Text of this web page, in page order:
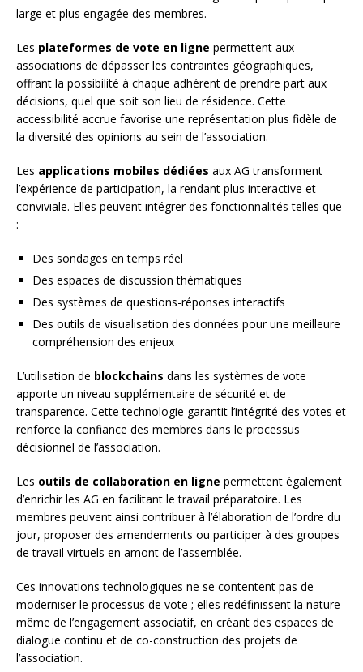
large et plus engagée des membres.
Les plateformes de vote en ligne permettent aux
associations de dépasser les contraintes géographiques,
offrant la possibilité à chaque adhérent de prendre part aux
décisions, quel que soit son lieu de résidence. Cette
accessibilité accrue favorise une représentation plus fidèle de
la diversité des opinions au sein de l’association.
Les applications mobiles dédiées aux AG transforment
l’expérience de participation, la rendant plus interactive et
conviviale. Elles peuvent intégrer des fonctionnalités telles que
:
Des sondages en temps réel
Des espaces de discussion thématiques
Des systèmes de questions-réponses interactifs
Des outils de visualisation des données pour une meilleure
compréhension des enjeux
L’utilisation de blockchains dans les systèmes de vote
apporte un niveau supplémentaire de sécurité et de
transparence. Cette technologie garantit l’intégrité des votes et
renforce la confiance des membres dans le processus
décisionnel de l’association.
Les outils de collaboration en ligne permettent également
d’enrichir les AG en facilitant le travail préparatoire. Les
membres peuvent ainsi contribuer à l’élaboration de l’ordre du
jour, proposer des amendements ou participer à des groupes
de travail virtuels en amont de l’assemblée.
Ces innovations technologiques ne se contentent pas de
moderniser le processus de vote ; elles redéfinissent la nature
même de l’engagement associatif, en créant des espaces de
dialogue continu et de co-construction des projets de
l’association.